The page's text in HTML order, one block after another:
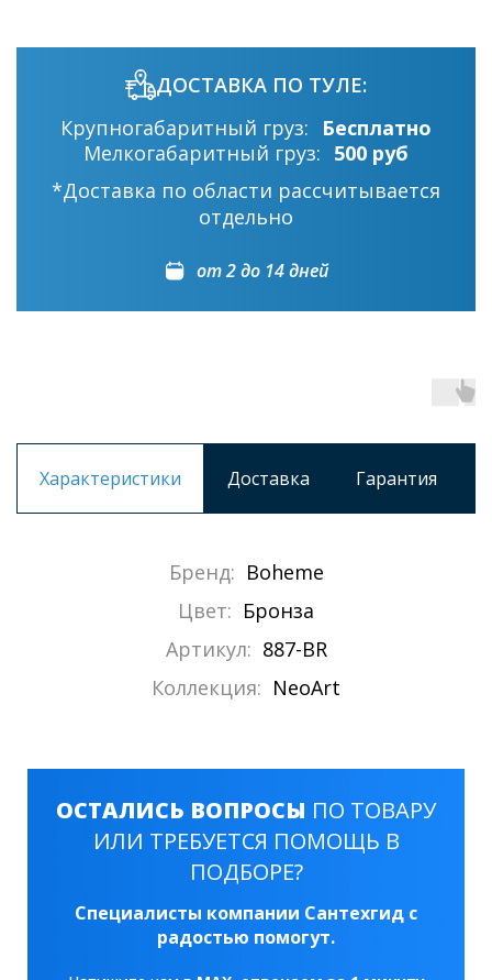
ДОСТАВКА ПО ТУЛЕ:
Крупногабаритный груз:
Бесплатно
Мелкогабаритный груз: 500 руб
*Доставка по области рассчитывается
отдельно
от 2 до 14 дней
Характеристики Доставка Гарантия
Бренд: Boheme
Цвет: Бронза
Артикул: 887-BR
Коллекция: NeoArt
ОСТАЛИСЬ ВОПРОСЫ ПО ТОВАРУ
ИЛИ ТРЕБУЕТСЯ ПОМОЩЬ В
ПОДБОРЕ?
Специалисты компании Сантехгид с
радостью помогут.